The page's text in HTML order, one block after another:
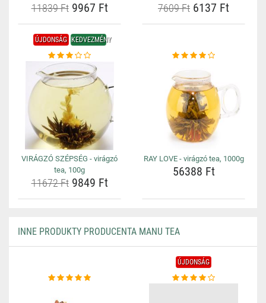
11839 Ft9967 Ft 7609 Ft 6137 Ft
ÚJDONSÁG KEDVEZMÉNY
VIRÁGZÓ SZÉPSÉG - virágzó
tea, 100g
11672 Ft9849 Ft
RAY LOVE - virágzó tea, 1000g
56388 Ft
INNE PRODUKTY PRODUCENTA MANU TEA
ÚJDONSÁG